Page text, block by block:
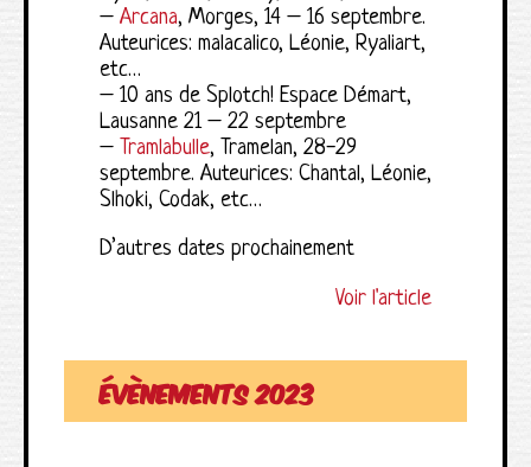
– Arcana, Morges, 14 – 16 septembre.
Auteurices: malacalico, Léonie, Ryaliart,
etc…
– 10 ans de Splotch! Espace Démart,
Lausanne 21 – 22 septembre
– Tramlabulle, Tramelan, 28-29
septembre. Auteurices: Chantal, Léonie,
Slhoki, Codak, etc…
D’autres dates prochainement
Voir l'article
évènements 2023